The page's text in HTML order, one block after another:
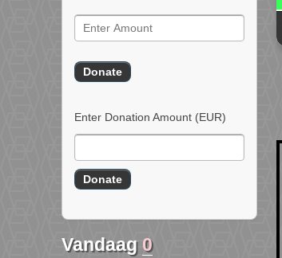
Enter Donation Amount (EUR)
Vandaag 0